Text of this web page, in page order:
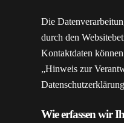
Die
durch den
Kontaktdaten
„Hinweis zur
Wie erfassen wir